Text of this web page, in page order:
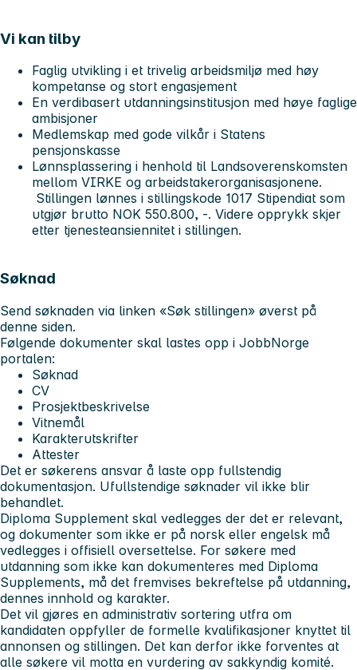
Vi kan tilby
Faglig utvikling i et trivelig arbeidsmiljø med høy
kompetanse og stort engasjement
En verdibasert utdanningsinstitusjon med høye faglige
ambisjoner
Medlemskap med gode vilkår i Statens
pensjonskasse
Lønnsplassering i henhold til Landsoverenskomsten
mellom VIRKE og arbeidstakerorganisasjonene.
Stillingen lønnes i stillingskode 1017 Stipendiat som
utgjør brutto NOK 550.800, -. Videre opprykk skjer
etter tjenesteansiennitet i stillingen.
Søknad
Send søknaden via linken «Søk stillingen» øverst på
denne siden.
Følgende dokumenter skal lastes opp i JobbNorge
portalen:
Søknad
CV
Prosjektbeskrivelse
Vitnemål
Karakterutskrifter
Attester
Det er søkerens ansvar å laste opp fullstendig
dokumentasjon. Ufullstendige søknader vil ikke blir
behandlet.
Diploma Supplement skal vedlegges der det er relevant,
og dokumenter som ikke er på norsk eller engelsk må
vedlegges i offisiell oversettelse. For søkere med
utdanning som ikke kan dokumenteres med Diploma
Supplements, må det fremvises bekreftelse på utdanning,
dennes innhold og karakter.
Det vil gjøres en administrativ sortering utfra om
kandidaten oppfyller de formelle kvalifikasjoner knyttet til
annonsen og stillingen. Det kan derfor ikke forventes at
alle søkere vil motta en vurdering av sakkyndig komité.